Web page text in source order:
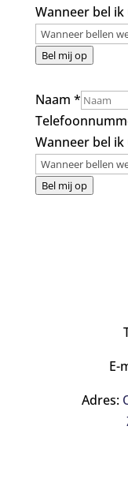
Wanneer bel
Bel mij op
best
u
bel
Naam *
Wanneer bel
Bel mij op
E-
Adres: